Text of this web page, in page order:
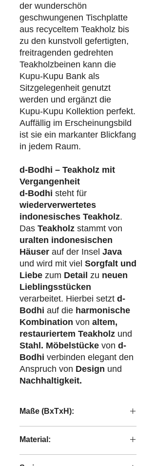
der wunderschön
geschwungenen Tischplatte
aus recyceltem Teakholz bis
zu den kunstvoll gefertigten,
freitragenden gedrehten
Teakholzbeinen kann die
Kupu-Kupu Bank als
Sitzgelegenheit genutzt
werden und ergänzt die
Kupu-Kupu Kollektion perfekt.
Auffällig im Erscheinungsbild
ist sie ein markanter Blickfang
in jedem Raum.
d-Bodhi – Teakholz mit
Vergangenheit
d-Bodhi steht für
wiederverwertetes
indonesisches Teakholz.
Das Teakholz stammt von
uralten indonesischen
Häuser auf der Insel Java
und wird mit viel Sorgfalt und
Liebe zum Detail zu neuen
Lieblingsstücken
verarbeitet. Hierbei setzt d-
Bodhi auf die harmonische
Kombination von altem,
restauriertem Teakholz und
Stahl. Möbelstücke von d-
Bodhi verbinden elegant den
Anspruch von Design und
Nachhaltigkeit.
Maße (BxTxH):
Material: